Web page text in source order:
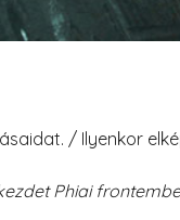
/ Ilyenkor
Phiai